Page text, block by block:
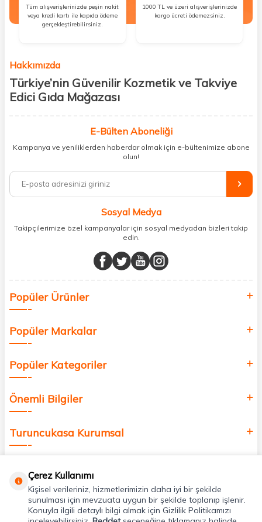
Tüm alışverişlerinizde peşin nakit
veya kredi kartı ile kapıda ödeme
gerçekleştirebilirsiniz.
1000 TL ve üzeri alışverişlerinizde
kargo ücreti ödemezsiniz.
Hakkımızda
Türkiye’nin Güvenilir Kozmetik ve Takviye
Edici Gıda Mağazası
kişisel bakım hem de takviye edici gıda ürünlerini sizlerle
buluşturuyoruz. Artık mağaza mağaza dolaşmanıza gerek yok;
ihtiyacınız olan her şeyi tek bir çatı altında topluyor ve kapınıza kadar
%100 orijinal kozmetik ve sağlık ürünleriyle güzelliğinizi tamamlayabilir,
vücudunuzu desteklemek için güvenilir takviye edici gıdalara
minerallere kadar binlerce ürünü uygun fiyat ve hızlı kargo avantajıyla
sunuyoruz.
buluşturuyor ve online alışveriş deneyiminizi en iyi hale getiriyoruz.
Sağlık, güzellik ve iyi yaşam için aradığınız her şey burada!
değer katmak için bize katılın!
E-Bülten Aboneliği
Kampanya ve yeniliklerden haberdar olmak için e-bültenimize abone
olun!
Sosyal Medya
Takipçilerimize özel kampanyalar için sosyal medyadan bizleri takip
edin.
Popüler Ürünler
Popüler Markalar
Popüler Kategoriler
Önemli Bilgiler
Turuncukasa Kurumsal
Uygulamalarımız
Çerez Kullanımı
Kişisel verileriniz, hizmetlerimizin daha iyi bir şekilde
sunulması için mevzuata uygun bir şekilde toplanıp işlenir.
Konuyla ilgili detaylı bilgi almak için Gizlilik Politikamızı